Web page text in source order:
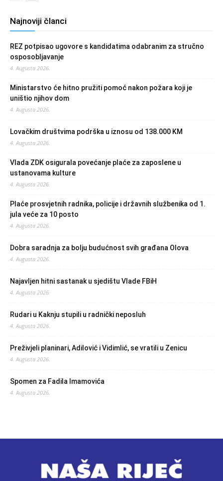
Najnoviji članci
REZ potpisao ugovore s kandidatima odabranim za stručno
osposobljavanje
4. Augusta 2026.
Ministarstvo će hitno pružiti pomoć nakon požara koji je
uništio njihov dom
4. Augusta 2026.
Lovačkim društvima podrška u iznosu od 138.000 KM
4. Augusta 2026.
Vlada ZDK osigurala povećanje plaće za zaposlene u
ustanovama kulture
4. Augusta 2026.
Plaće prosvjetnih radnika, policije i državnih službenika od 1.
jula veće za 10 posto
4. Augusta 2026.
Dobra saradnja za bolju budućnost svih građana Olova
4. Augusta 2026.
Najavljen hitni sastanak u sjedištu Vlade FBiH
4. Augusta 2026.
Rudari u Kaknju stupili u radnički neposluh
4. Augusta 2026.
Preživjeli planinari, Adilović i Vidimlić, se vratili u Zenicu
4. Augusta 2026.
Spomen za Fadila Imamovića
4. Augusta 2026.